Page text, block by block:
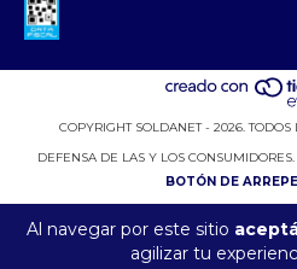
Al navegar por este sitio
agilizar tu
COPYRIGHT SOLDANET - 2026. TODOS
DEFENSA DE LAS Y LOS
BOTÓN DE